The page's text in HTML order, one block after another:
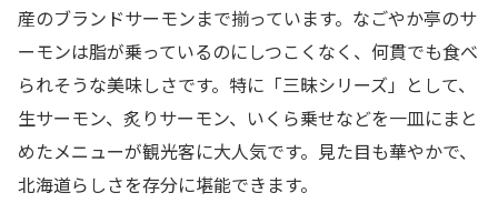
産のブランドサーモンまで揃っています。なごやか亭のサ
ーモンは脂が乗っているのにしつこくなく、何貫でも食べ
られそうな美味しさです。特に「三昧シリーズ」として、
生サーモン、炙りサーモン、いくら乗せなどを一皿にまと
めたメニューが観光客に大人気です。見た目も華やかで、
北海道らしさを存分に堪能できます。